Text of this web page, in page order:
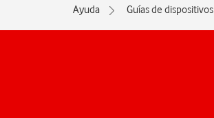
Ayuda Guías de dispositivos